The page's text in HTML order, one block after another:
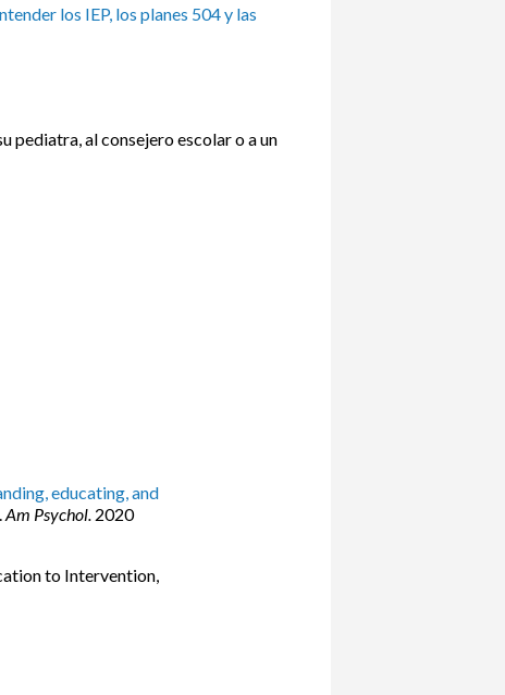
los IEP, los planes 504 y las
pediatra, al consejero escolar o a un
educating, and
Am Psychol. 2020
to Intervention,